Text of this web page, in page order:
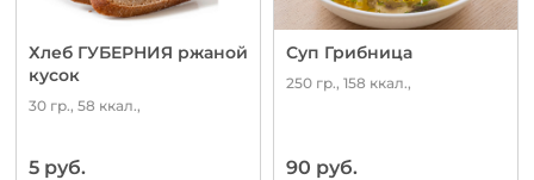
Хлеб ГУБЕРНИЯ ржаной
кусок
30 гр., 58 ккал.,
5 руб.
Суп Грибница
250 гр., 158 ккал.,
90 руб.